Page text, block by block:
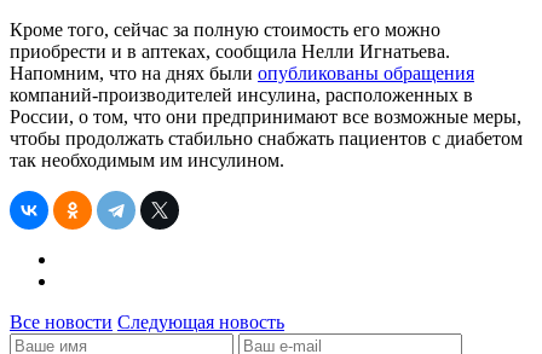
Кроме того, сейчас за полную стоимость его можно
приобрести и в аптеках, сообщила Нелли Игнатьева.
Напомним, что на днях были опубликованы обращения
компаний-производителей инсулина, расположенных в
России, о том, что они предпринимают все возможные меры,
чтобы продолжать стабильно снабжать пациентов с диабетом
так необходимым им инсулином.
Все новости Следующая новость